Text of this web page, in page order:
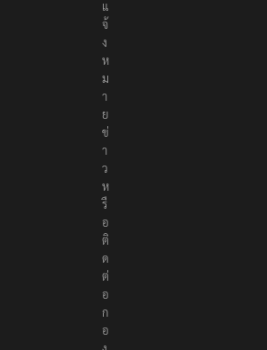
น
ธ์
แ
จ้
ง
ห
ม
า
ย
ข่
า
ว
ห
รื
อ
ติ
ด
ต่
อ